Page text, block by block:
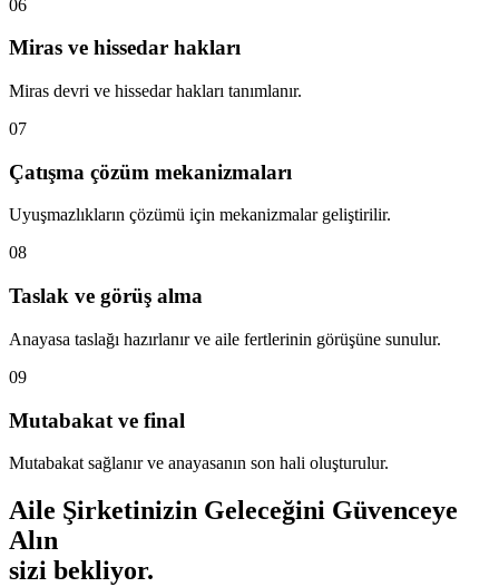
06
Miras ve hissedar hakları
Miras devri ve hissedar hakları tanımlanır.
07
Çatışma çözüm mekanizmaları
Uyuşmazlıkların çözümü için mekanizmalar geliştirilir.
08
Taslak ve görüş alma
Anayasa taslağı hazırlanır ve aile fertlerinin görüşüne sunulur.
09
Mutabakat ve final
Mutabakat sağlanır ve anayasanın son hali oluşturulur.
Aile Şirketinizin Geleceğini Güvenceye
Alın
sizi bekliyor.